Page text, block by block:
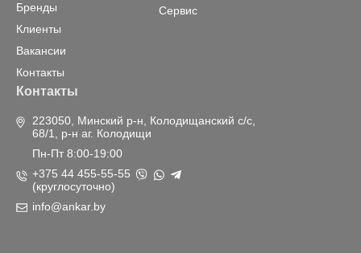
Бренды
Клиенты
Вакансии
Контакты
Сервис
Контакты
223050, Минский р-н, Колодищанский с/с,
68/1, р-н аг. Колодищи
Пн-Пт 8:00-19:00
+375 44 455-55-55
(круглосуточно)
info@ankar.by